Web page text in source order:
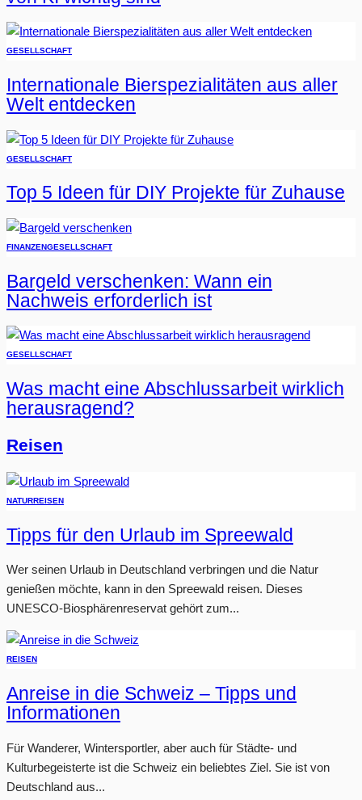
GESELLSCHAFT
Internationale Bierspezialitäten aus aller
Welt entdecken
GESELLSCHAFT
Top 5 Ideen für DIY Projekte für Zuhause
FINANZENGESELLSCHAFT
Bargeld verschenken: Wann ein
Nachweis erforderlich ist
GESELLSCHAFT
Was macht eine Abschlussarbeit wirklich
herausragend?
Reisen
NATURREISEN
Tipps für den Urlaub im Spreewald
Wer seinen Urlaub in Deutschland verbringen und die Natur
genießen möchte, kann in den Spreewald reisen. Dieses
UNESCO-Biosphärenreservat gehört zum...
REISEN
Anreise in die Schweiz – Tipps und
Informationen
Für Wanderer, Wintersportler, aber auch für Städte- und
Kulturbegeisterte ist die Schweiz ein beliebtes Ziel. Sie ist von
Deutschland aus...